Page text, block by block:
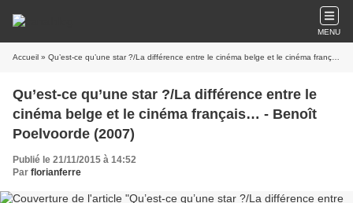
MENU
Accueil » Qu’est-ce qu’une star ?/La différence entre le cinéma belge et le cinéma français… - Benoît Poelvoorde (2007)
Qu’est-ce qu’une star ?/La différence entre le
cinéma belge et le cinéma français… - Benoît
Poelvoorde (2007)
Publié le 21/11/2015 à 14:52
Par florianferre